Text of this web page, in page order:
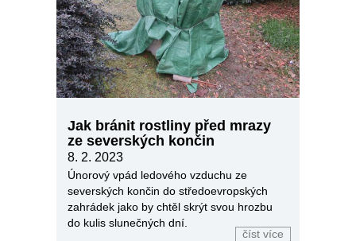
Jak bránit rostliny před mrazy
ze severských končin
8. 2. 2023
Únorový vpád ledového vzduchu ze
severských končin do středoevropských
zahrádek jako by chtěl skrýt svou hrozbu
do kulis slunečných dní.
číst více